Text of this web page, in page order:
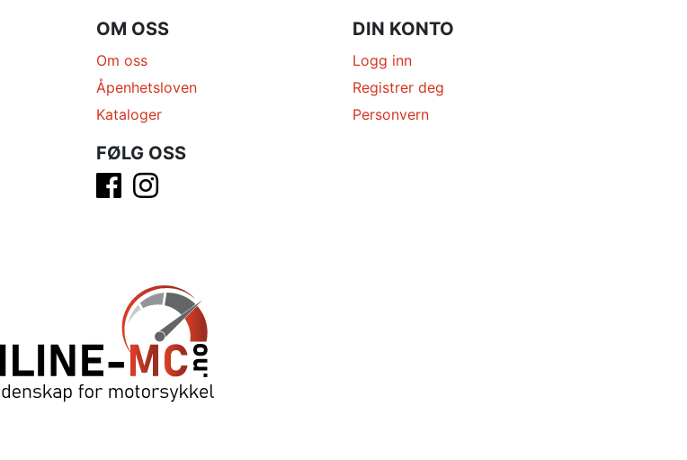
OM OSS
Om oss
Åpenhetsloven
Kataloger
FØLG OSS
DIN KONTO
Logg inn
Registrer deg
Personvern